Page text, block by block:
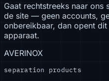
Gaat rechtstreeks naar
de site — geen accounts,
onbereikbaar, dan opent
apparaat.
AVERINOX
separation products